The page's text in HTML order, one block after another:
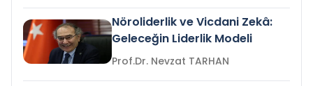
Nöroliderlik ve Vicdani Zekâ:
Geleceğin Liderlik Modeli
Prof.Dr. Nevzat TARHAN